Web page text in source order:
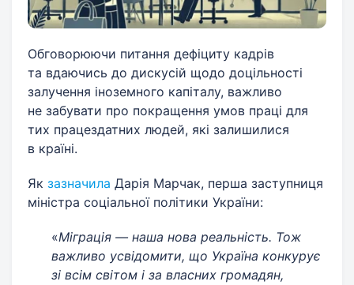
Обговорюючи питання дефіциту кадрів
та вдаючись до дискусій щодо доцільності
залучення іноземного капіталу, важливо
не забувати про покращення умов праці для
тих працездатних людей, які залишилися
в країні.
Як зазначила Дарія Марчак, перша заступниця
міністра соціальної політики України:
«Міграція — наша нова реальність. Тож
важливо усвідомити, що Україна конкурує
зі всім світом і за власних громадян,